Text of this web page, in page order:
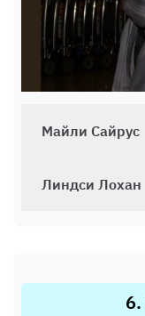
Майли Сайрус
Линдси Лохан
6.